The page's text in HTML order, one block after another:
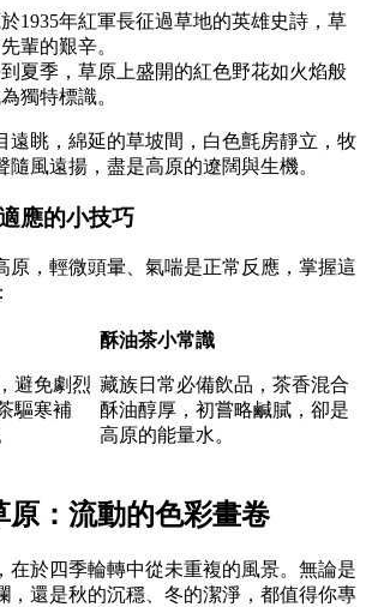
1935年紅軍長征過草地的英雄史詩，草
輩的艱辛。
夏季，草原上盛開的紅色野花如火焰般
獨特標識。
遠眺，綿延的草坡間，白色氈房靜立，牧
隨風遠揚，盡是高原的遼闊與生機。
應的小技巧
原，輕微頭暈、氣喘是正常反應，掌握這
避免劇烈
驅寒補
酥油茶小常識
藏族日常必備飲品，茶香混合
酥油醇厚，初嘗略鹹膩，卻是
高原的能量水。
原：流動的色彩畫卷
在於四季輪轉中從未重複的風景。無論是
，還是秋的沉穩、冬的潔淨，都值得你專